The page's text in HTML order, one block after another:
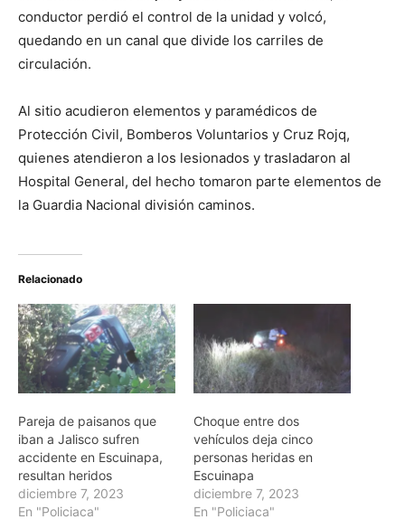
conductor perdió el control de la unidad y volcó,
quedando en un canal que divide los carriles de
circulación.
Al sitio acudieron elementos y paramédicos de
Protección Civil, Bomberos Voluntarios y Cruz Rojq,
quienes atendieron a los lesionados y trasladaron al
Hospital General, del hecho tomaron parte elementos de
la Guardia Nacional división caminos.
Relacionado
Pareja de paisanos que
iban a Jalisco sufren
accidente en Escuinapa,
resultan heridos
diciembre 7, 2023
En "Policiaca"
Choque entre dos
vehículos deja cinco
personas heridas en
Escuinapa
diciembre 7, 2023
En "Policiaca"